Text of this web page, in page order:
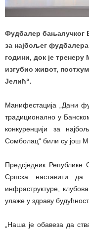
Фудбалер бањалучког
за најбољег
години, док је
изгубио живот,
Јелић“.
Манифестација „Дани
традиционално у
конкуренцији за
Сомболац“ били су још
Предсједник
Српска наставити да
инфраструктуре,
улаже у здраву будућност.
„Наша је обавеза да